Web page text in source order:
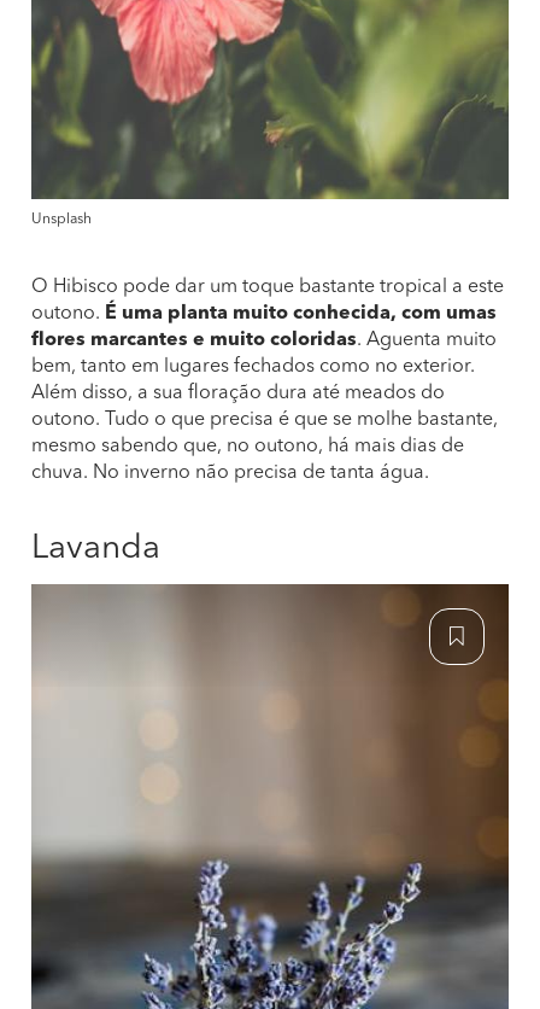
Unsplash
O Hibisco pode dar um toque bastante tropical a este
outono. É uma planta muito conhecida, com umas
flores marcantes e muito coloridas. Aguenta muito
bem, tanto em lugares fechados como no exterior.
Além disso, a sua floração dura até meados do
outono. Tudo o que precisa é que se molhe bastante,
mesmo sabendo que, no outono, há mais dias de
chuva. No inverno não precisa de tanta água.
Lavanda